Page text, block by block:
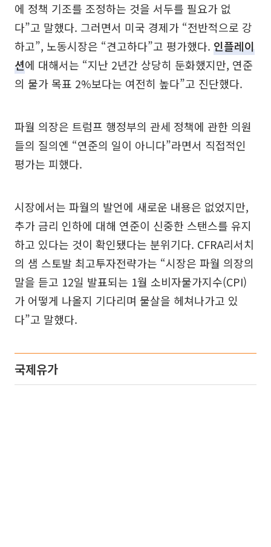
에 정책 기조를 조정하는 것을 서두를 필요가 없
다”고 말했다. 그러면서 미국 경제가 “전반적으로 강
하고”, 노동시장은 “견고하다”고 평가했다. 인플레이
션에 대해서는 “지난 2년간 상당히 둔화했지만, 연준
의 물가 목표 2%보다는 여전히 높다”고 진단했다.
파월 의장은 트럼프 행정부의 관세 정책에 관한 의원
들의 질의엔 “연준의 일이 아니다”라면서 직접적인
평가는 피했다.
시장에서는 파월의 발언에 새로운 내용은 없었지만,
추가 금리 인하에 대해 연준이 신중한 스탠스를 유지
하고 있다는 것이 확인됐다는 분위기다. CFRA리서치
의 샘 스토발 최고투자전략가는 “시장은 파월 의장의
말을 듣고 12일 발표되는 1월 소비자물가지수(CPI)
가 어떻게 나올지 기다리며 물살을 헤쳐나가고 있
다”고 말했다.
국제유가